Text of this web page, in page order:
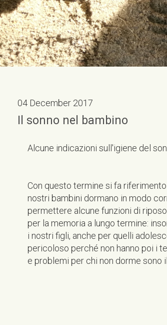
04 December 2017
Il sonno nel bambino
Alcune indicazioni sull'igiene del
Con questo termine si fa
nostri bambini dormano in modo
permettere alcune funzioni di
per la memoria a lungo termine:
i nostri figli, anche per quelli
pericoloso perché non hanno poi i
e problemi per chi non dorme sono